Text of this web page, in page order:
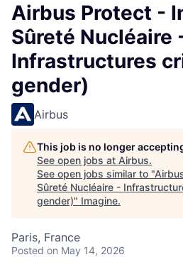
Airbus Protect -
Sûreté Nucléaire
Infrastructures
gender)
Airbus
This job is no longer
See open jobs at Airbus.
See open jobs similar to "
Sûreté Nucléaire -
gender)" Imagine.
Paris, France
Posted on May 14, 2026